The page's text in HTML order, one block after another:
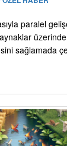
paralel
üzerinde
sağlamada